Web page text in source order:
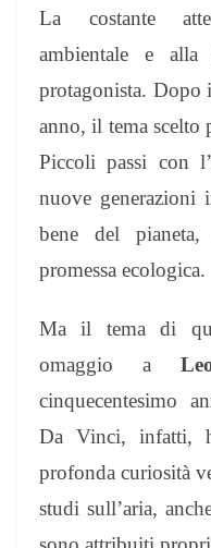
La costante
ambientale e alla
protagonista. Dopo
anno, il tema scelto
Piccoli passi con
nuove generazioni
bene del
promessa ecologica.
Ma il tema di
omaggio a
cinquecentesimo
Da Vinci, infatti,
profonda curiosità
studi sull’aria,